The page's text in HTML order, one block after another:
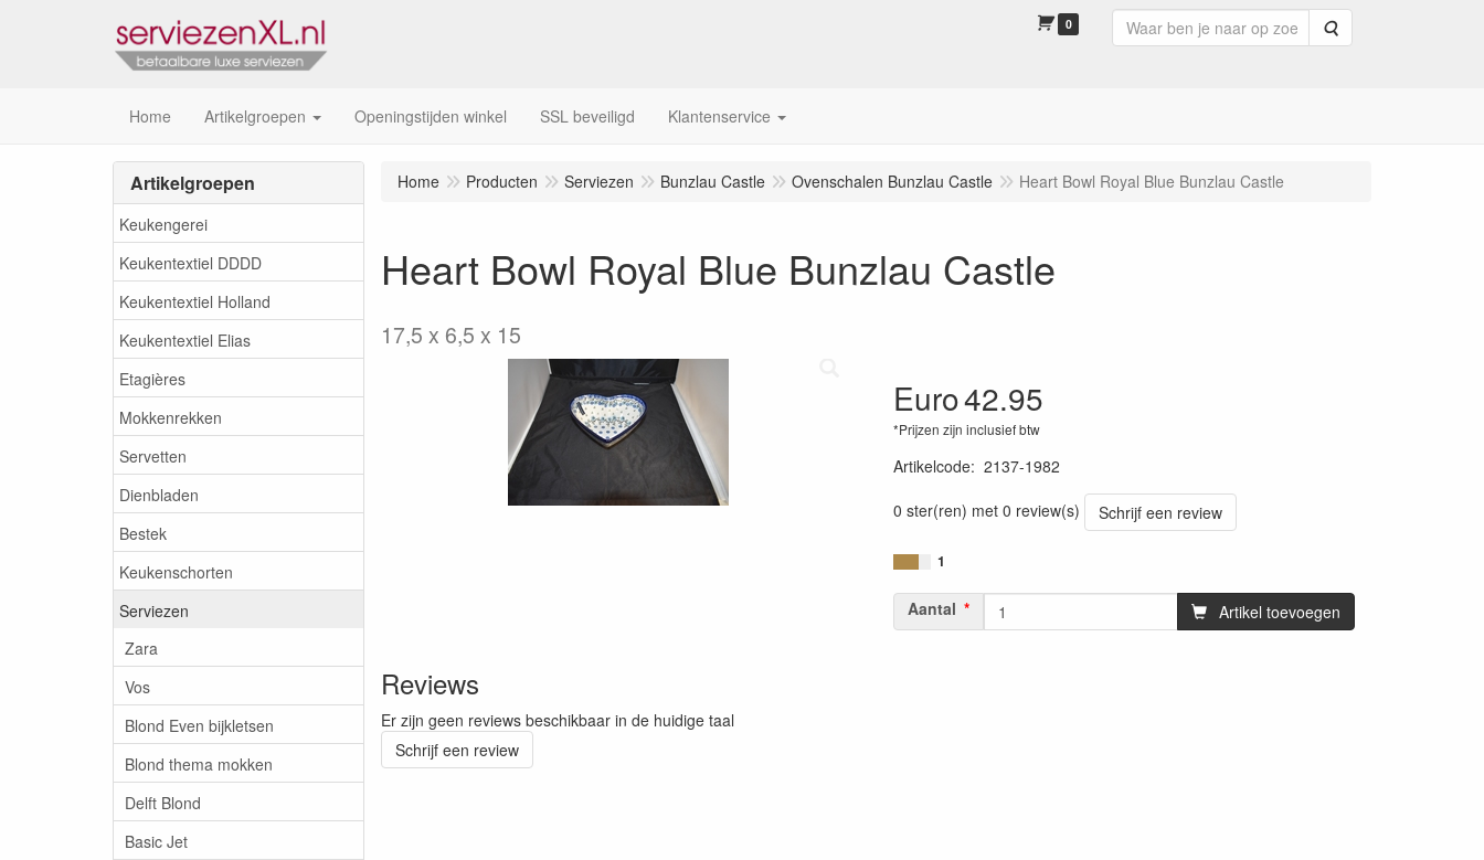
0 Zoeken
Home Artikelgroepen Openingstijden winkel SSL beveiligd Klantenservice
Artikelgroepen
Keukengerei
Keukentextiel DDDD
Keukentextiel Holland
Keukentextiel Elias
Etagières
Mokkenrekken
Servetten
Dienbladen
Bestek
Keukenschorten
Serviezen
Zara
Vos
Blond Even bijkletsen
Blond thema mokken
Delft Blond
Basic Jet
Home Producten Serviezen Bunzlau Castle Ovenschalen Bunzlau Castle Heart Bowl Royal Blue Bunzlau Castle
Heart Bowl Royal Blue Bunzlau Castle
17,5 x 6,5 x 15
Euro42.95
*Prijzen zijn inclusief btw
Artikelcode: 2137-1982
0 ster(ren) met 0 review(s)
Schrijf een review
1
Aantal Artikel toevoegen
Reviews
Er zijn geen reviews beschikbaar in de huidige taal
Schrijf een review